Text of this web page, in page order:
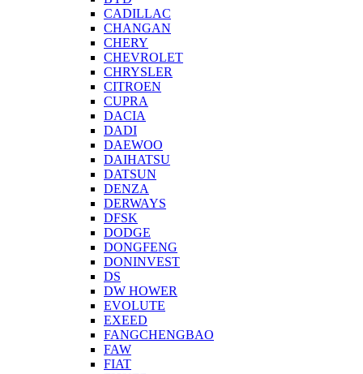
CADILLAC
CHANGAN
CHERY
CHEVROLET
CHRYSLER
CITROEN
CUPRA
DACIA
DADI
DAEWOO
DAIHATSU
DATSUN
DENZA
DERWAYS
DFSK
DODGE
DONGFENG
DONINVEST
DS
DW HOWER
EVOLUTE
EXEED
FANGCHENGBAO
FAW
FIAT